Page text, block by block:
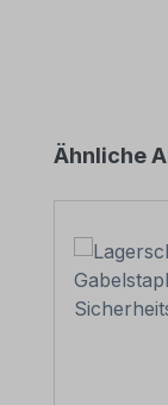
Ähnliche